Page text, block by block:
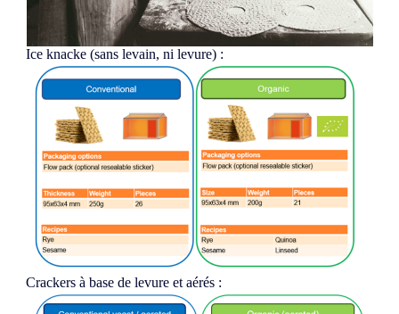
Ice knacke (sans levain, ni levure) :
Crackers à base de levure et aérés :